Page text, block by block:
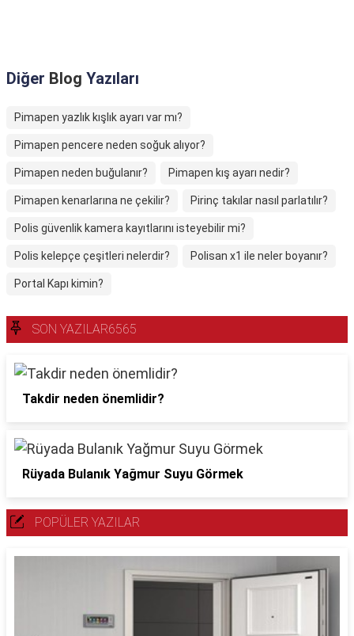
Diğer Blog Yazıları
Pimapen yazlık kışlık ayarı var mı?
Pimapen pencere neden soğuk alıyor?
Pimapen neden buğulanır? Pimapen kış ayarı nedir?
Pimapen kenarlarına ne çekilir? Pirinç takılar nasıl parlatılır?
Polis güvenlik kamera kayıtlarını isteyebilir mi?
Polis kelepçe çeşitleri nelerdir? Polisan x1 ile neler boyanır?
Portal Kapı kimin?
SON YAZILAR6565
Takdir neden önemlidir?
Rüyada Bulanık Yağmur Suyu Görmek
POPÜLER YAZILAR